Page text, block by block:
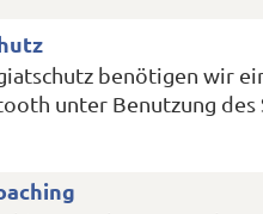
benötigen wir
unter Benutzung